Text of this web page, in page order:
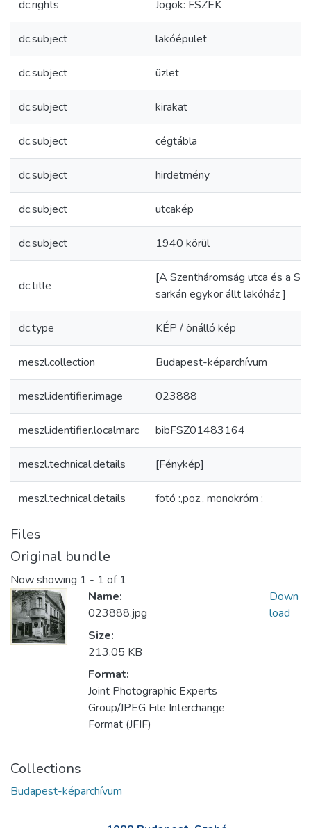
dc.rights Jogok: FSZEK
dc.subject lakóépület
dc.subject üzlet
dc.subject kirakat
dc.subject cégtábla
dc.subject hirdetmény
dc.subject utcakép
dc.subject 1940 körül
dc.title
[A Szentháromság utca és a
sarkán egykor állt lakóház ]
dc.type KÉP / önálló kép
meszl.collection Budapest-képarchívum
meszl.identifier.image 023888
meszl.identifier.localmarc bibFSZ01483164
meszl.technical.details [Fénykép]
meszl.technical.details fotó :,poz., monokróm ;
Files
Original bundle
Now showing 1 - 1 of 1
Name:
023888.jpg
Size:
213.05 KB
Format:
Joint Photographic Experts
Group/JPEG File Interchange
Format (JFIF)
Down
load
Collections
Budapest-képarchívum